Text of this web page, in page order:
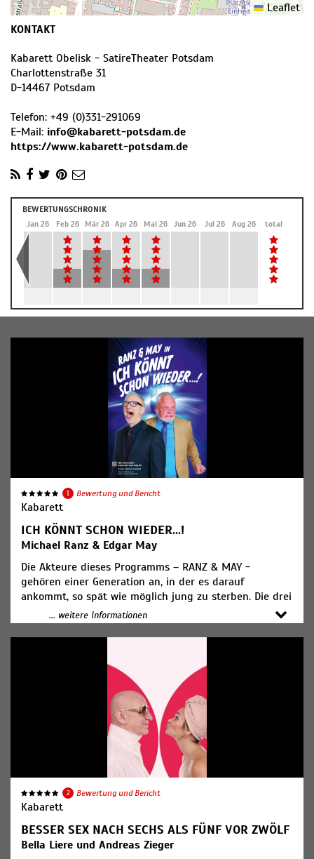
Leaflet
KONTAKT
Kabarett Obelisk - SatireTheater Potsdam
Charlottenstraße 31
D-14467 Potsdam
Telefon: +49 (0)331-291069
E-Mail: info@kabarett-potsdam.de
https://www.kabarett-potsdam.de
BEWERTUNGSCHRONIK
Jan 26 Feb 26 Mär 26 Apr 26 Mai 26 Jun 26 Jul 26 Aug 26 total
1 Bewertung und Bericht
Kabarett
ICH KÖNNT SCHON WIEDER...!
Michael Ranz & Edgar May
Die Akteure dieses Programms – RANZ & MAY -
gehören einer Generation an, in der es darauf
ankommt, so spät wie möglich jung zu sterben. Die drei
weißen Männer sind so alt, die starten ihre Netflix-
Serien aus Gewohnheit 20:15 Uhr, die halten ihr Handy
zum Telefonieren immer noch ans Ohr und sie machen
nicht?! Humor ist der Knopf, der verhindert, dass uns
der Kragen platzt.“ Siehe Karl Valentin.
Ticketpreis: ab 26,00€
... weitere Informationen
2 Bewertung und Bericht
Kabarett
BESSER SEX NACH SECHS ALS FÜNF VOR ZWÖLF
Bella Liere und Andreas Zieger